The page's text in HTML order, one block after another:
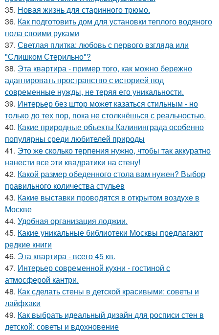
35. Новая жизнь для старинного трюмо.
36. Как подготовить дом для установки теплого водяного
пола своими руками
37. Светлая плитка: любовь с первого взгляда или
"Слишком Стерильно"?
38. Эта квартира - пример того, как можно бережно
адаптировать пространство с историей под
современные нужды, не теряя его уникальности.
39. Интерьер без штор может казаться стильным - но
только до тех пор, пока не столкнёшься с реальностью.
40. Какие природные объекты Калининграда особенно
популярны среди любителей природы
41. Это же сколько терпения нужно, чтобы так аккуратно
нанести все эти квадратики на стену!
42. Какой размер обеденного стола вам нужен? Выбор
правильного количества стульев
43. Какие выставки проводятся в открытом воздухе в
Москве
44. Удобная организация лоджии.
45. Какие уникальные библиотеки Москвы предлагают
редкие книги
46. Эта квартира - всего 45 кв.
47. Интерьер современной кухни - гостиной с
атмосферой кантри.
48. Как сделать стены в детской красивыми: советы и
лайфхаки
49. Как выбрать идеальный дизайн для росписи стен в
детской: советы и вдохновение